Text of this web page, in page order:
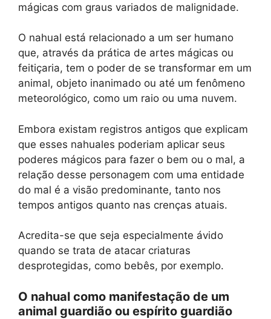
mágicas com graus variados de malignidade.
O nahual está relacionado a um ser humano
que, através da prática de artes mágicas ou
feitiçaria, tem o poder de se transformar em um
animal, objeto inanimado ou até um fenômeno
meteorológico, como um raio ou uma nuvem.
Embora existam registros antigos que explicam
que esses nahuales poderiam aplicar seus
poderes mágicos para fazer o bem ou o mal, a
relação desse personagem com uma entidade
do mal é a visão predominante, tanto nos
tempos antigos quanto nas crenças atuais.
Acredita-se que seja especialmente ávido
quando se trata de atacar criaturas
desprotegidas, como bebês, por exemplo.
O nahual como manifestação de um
animal guardião ou espírito guardião